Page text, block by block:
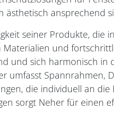
ästhetisch ansprechend
seiner Produkte, die
und
und sich harmonisch in
umfasst Spannrahmen,
die individuell an
sorgt Neher für einen